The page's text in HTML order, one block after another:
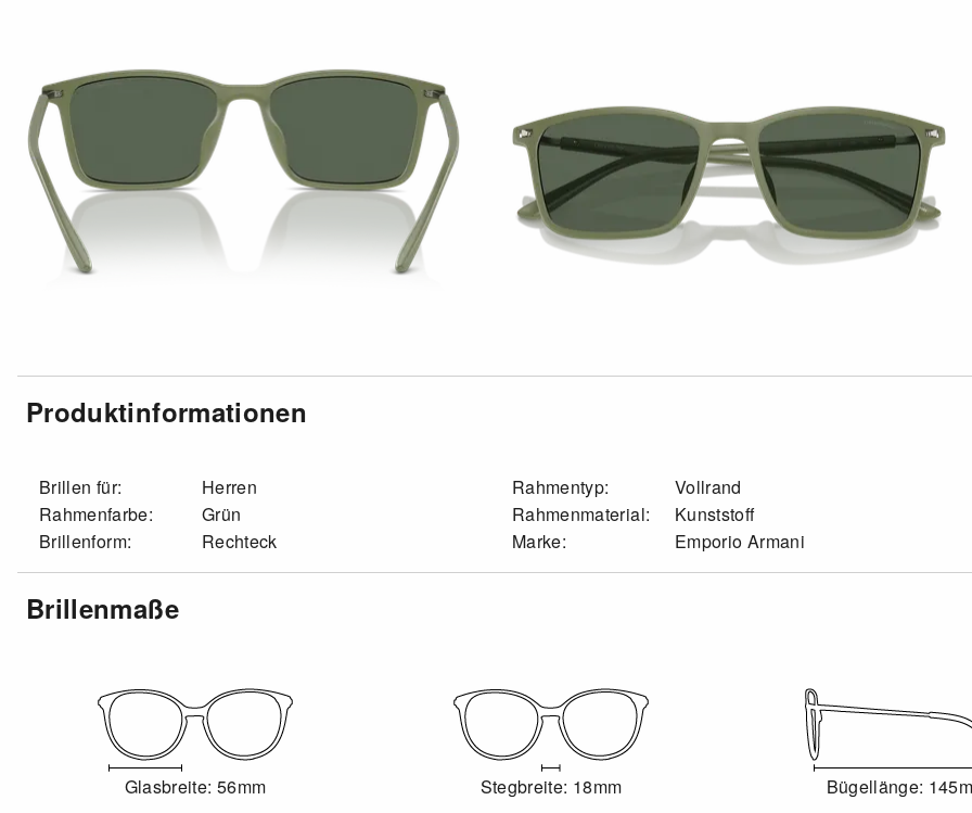
Produktinformationen
Brillen für:
Herren
Rahmenfarbe:
Grün
Brillenform:
Rechteck
Rahmentyp:
Vollrand
Rahmenmaterial:
Kunststoff
Marke:
Emporio Armani
Brillenmaße
Glasbreite: 56mm Stegbreite: 18mm Bügellänge: